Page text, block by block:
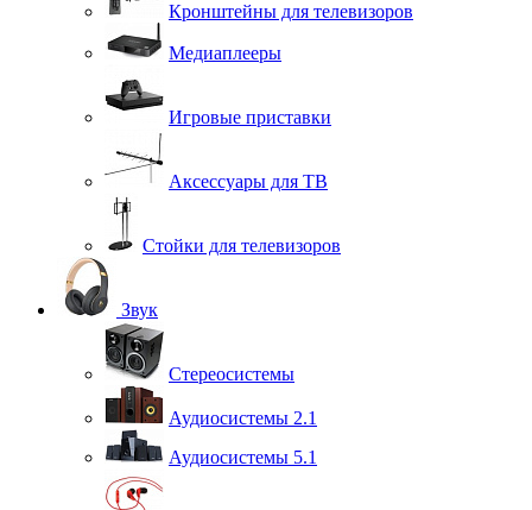
Кронштейны для телевизоров
Медиаплееры
Игровые приставки
Аксессуары для ТВ
Стойки для телевизоров
Звук
Стереосистемы
Аудиосистемы 2.1
Аудиосистемы 5.1